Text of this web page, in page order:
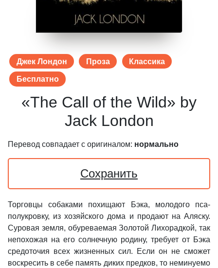
Джек Лондон Проза Классика
Бесплатно
«The Call of the Wild» by
Jack London
Перевод совпадает с оригиналом: нормально
Сохранить
Торговцы собаками похищают Бэка, молодого пса-
полукровку, из хозяйского дома и продают на Аляску.
Суровая земля, обуреваемая Золотой Лихорадкой, так
непохожая на его солнечную родину, требует от Бэка
средоточия всех жизненных сил. Если он не сможет
воскресить в себе память диких предков, то неминуемо